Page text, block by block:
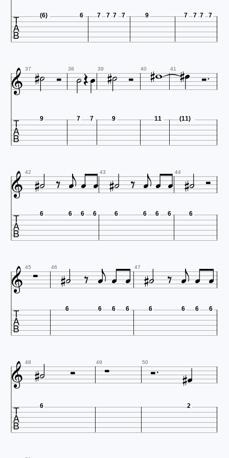
 (6) 6 7 7 7 7 9 7 7 7 7
 37  38  39  40  41 
 9 7 7 9 11 (11)
 42 
 43 
 44 
 6 6 6 6 6 6 6 6 6
 45  46  
 47  

 6 6 6 6 6 6 6 6
 48   49  50  
 6 2